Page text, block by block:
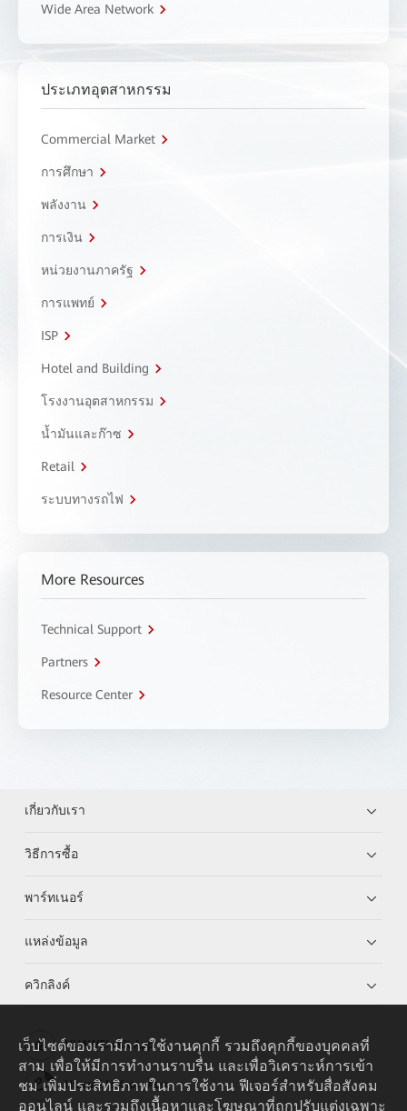
Wide Area Network
ประเภทอุตสาหกรรม
Commercial Market
การศึกษา
พลังงาน
การเงิน
หน่วยงานภาครัฐ
การแพทย์
ISP
Hotel and Building
โรงงานอุตสาหกรรม
น้ำมันและก๊าซ
Retail
ระบบทางรถไฟ
More Resources
Technical Support
Partners
Resource Center
เกี่ยวกับเรา
วิธีการซื้อ
พาร์ทเนอร์
แหล่งข้อมูล
ควิกลิงค์
HUAWEI eKit App
Huawei HiKnow App
เว็บไซต์ของเรามีการใช้งานคุกกี้ รวมถึงคุกกี้ของบุคคลที่
สาม เพื่อให้มีการทำงานราบรื่น และเพื่อวิเคราะห์การเข้า
ชม เพิ่มประสิทธิภาพในการใช้งาน ฟีเจอร์สำหรับสื่อสังคม
ออนไลน์ และรวมถึงเนื้อหาและโฆษณาที่ถูกปรับแต่งเฉพาะ